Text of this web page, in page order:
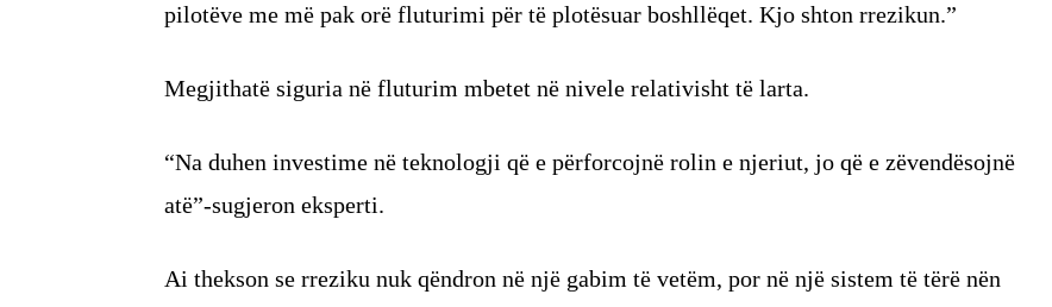
pilotëve me më pak orë fluturimi për të plotësuar boshllëqet. Kjo shton rrezikun.”
Megjithatë siguria në fluturim mbetet në nivele relativisht të larta.
“Na duhen investime në teknologji që e përforcojnë rolin e njeriut, jo që e zëvendësojnë
atë”-sugjeron eksperti.
Ai thekson se rreziku nuk qëndron në një gabim të vetëm, por në një sistem të tërë nën